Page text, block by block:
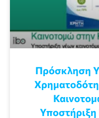
Πρόσκληση